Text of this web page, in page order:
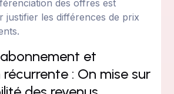
des offres est
justifier les différences de prix
et
: On mise sur